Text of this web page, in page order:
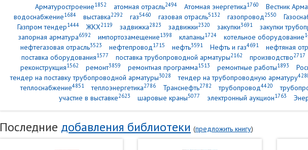
Арматуростроение1852 атомная отрасль2494 Атомная энергетика1760 Вестник
водоснабжение1684 выставка2292 газ5460 газовая отрасль5132 газопровод2550
Газпром тендер1444 ЖКХ2119 задвижка2823 задвижки2320 закупки3691 закупки
запорная арматура6592 импортозамещение1398 клапаны1724 котельное оборудование
нефтегазовая отрасль3523 нефтепровод1715 нефть3591 Нефть и газ4691 нефтяная
поставка оборудования1577 поставка трубопроводной арматуры2162 производство2717
реконструкция1562 ремонт3859 ремонтная программа1513 ремонтные работы1893
тендер на поставку трубопроводной арматуры3028 тендер на трубопроводную арматуру
теплоснабжение4851 теплоэнергетика2786 Транснефть2782 трубопровод4420
участие в выставке2623 шаровые краны5077 электронный аукцион1763
Последние добавления библиотеки (предложить книгу)